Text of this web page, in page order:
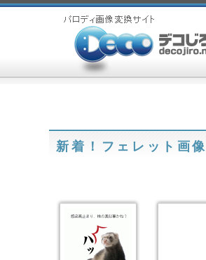
新着！フェレット画像